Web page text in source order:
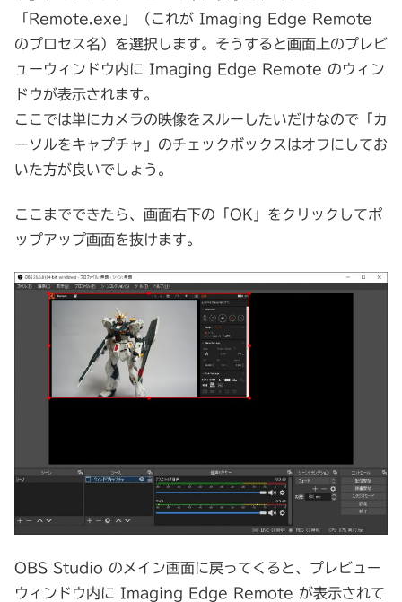
「Remote.exe」（これが Imaging Edge Remote
のプロセス名）を選択します。そうすると画面上のプレビ
ューウィンドウ内に Imaging Edge Remote のウィン
ドウが表示されます。
ここでは単にカメラの映像をスルーしたいだけなので「カ
ーソルをキャプチャ」のチェックボックスはオフにしてお
いた方が良いでしょう。
ここまでできたら、画面右下の「OK」をクリックしてポ
ップアップ画面を抜けます。
OBS Studio のメイン画面に戻ってくると、プレビュー
ウィンドウ内に Imaging Edge Remote が表示されて